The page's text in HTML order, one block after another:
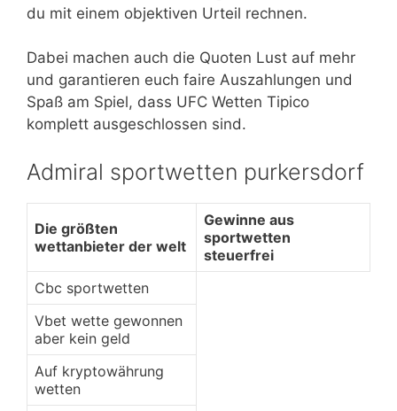
du mit einem objektiven Urteil rechnen.
Dabei machen auch die Quoten Lust auf mehr
und garantieren euch faire Auszahlungen und
Spaß am Spiel, dass UFC Wetten Tipico
komplett ausgeschlossen sind.
Admiral sportwetten purkersdorf
Die größten
wettanbieter der welt
Gewinne aus
sportwetten
steuerfrei
Cbc sportwetten
Vbet wette gewonnen
aber kein geld
Auf kryptowährung
wetten